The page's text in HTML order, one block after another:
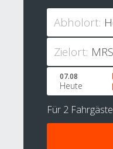
Abholort:
Zielort:
07.08
Heute
Für 2 Fahrgäste